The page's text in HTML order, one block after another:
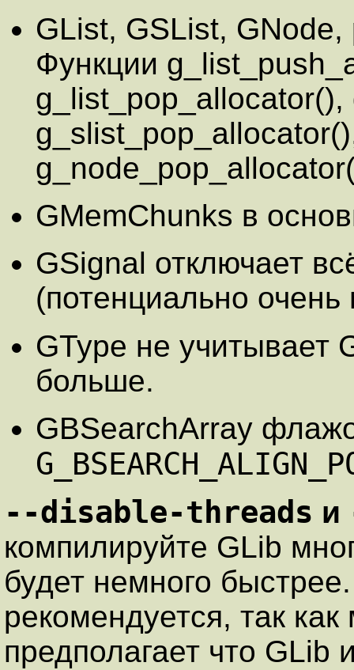
GList, GSList, GNode,
Функции
GMemChunks в
GSignal отключает
(потенциально
GType не учитывает
больше.
GBSearchArray
--disable-threads и
компилируйте GLib
будет немного
рекомендуется, так
предполагает что GLib